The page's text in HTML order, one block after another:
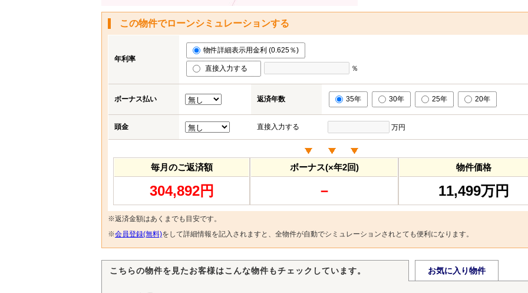
この物件でローンシミュレーションする
年利率
物件詳細表示用金利 (0.625％)
直接入力する ％
ボーナス払い 返済年数 35年 30年 25年 20年
頭金 直接入力する 万円
毎月のご返済額
304,892円
ボーナス(×年2回)
－
物件価格
11,499万円
※返済金額はあくまでも目安です。
※会員登録(無料)をして詳細情報を記入されますと、全物件が自動でシミュレーションされとても便利になります。
こちらの物件を見たお客様はこんな物件もチェックしています。 お気に入り物件